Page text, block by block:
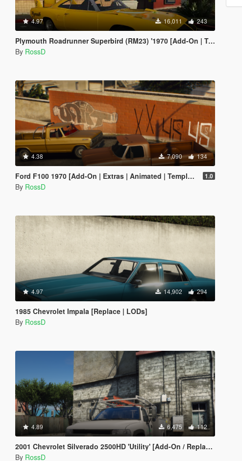
4.97 16,011 243
Plymouth Roadrunner Superbird (RM23) '1970 [Add-On | Tuning]
By RossD
4.38 7,090 134
Ford F100 1970 [Add-On | Extras | Animated | Template] 1.0
By RossD
4.97 14,902 294
1985 Chevrolet Impala [Replace | LODs]
By RossD
4.89 6,475 112
2001 Chevrolet Silverado 2500HD 'Utility' [Add-On / Replace | Animations | Extras]
By RossD